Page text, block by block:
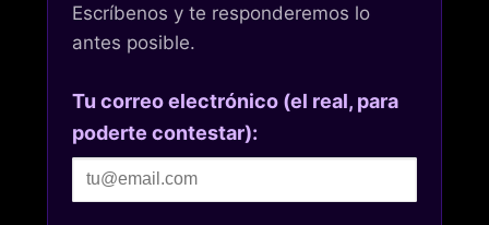
Escríbenos y te responderemos lo
antes posible.
Tu correo electrónico (el real, para
poderte contestar):